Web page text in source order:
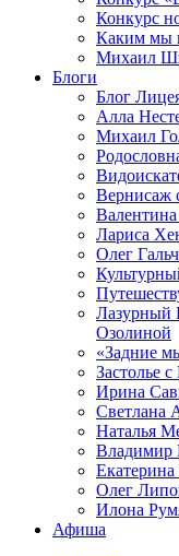
Конкурс
Каким мы
Михаил
Блоги
Блог
Алла
Михаил
Вернисаж
Лариса
Олег
Лазурный
Озолиной
«Задние
Застолье
Ирина
Светлана
Наталья
Владимир
Екатерина
Олег
Илона
Афиша